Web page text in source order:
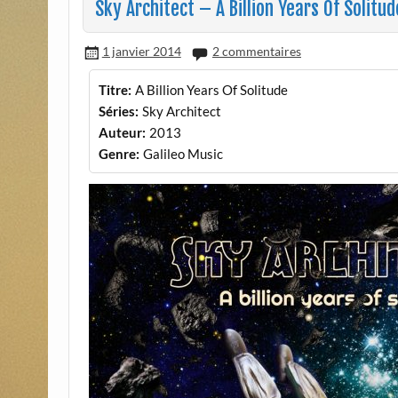
Sky Architect – A Billion Years Of
1 janvier 2014 2 commentaires
Titre: A Billion Years Of Solitude
Séries: Sky Architect
Auteur: 2013
Genre: Galileo Music